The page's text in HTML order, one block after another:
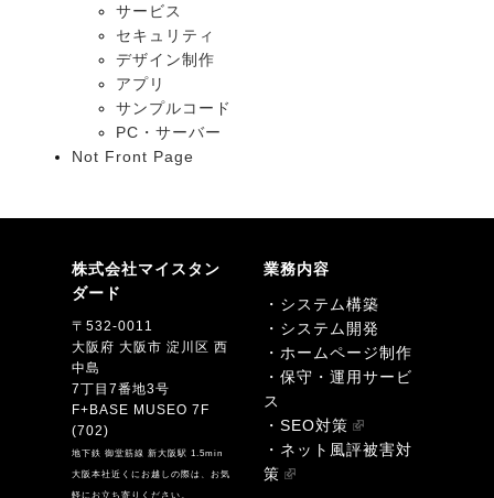
サービス
セキュリティ
デザイン制作
アプリ
サンプルコード
PC・サーバー
Not Front Page
株式会社マイスタン
ダード
〒532-0011
大阪府 大阪市 淀川区 西
中島
7丁目7番地3号
F+BASE MUSEO 7F
(702)
地下鉄 御堂筋線 新大阪駅 1.5min
大阪本社近くにお越しの際は、お気
軽にお立ち寄りください。
業務内容
・システム構築
・システム開発
・ホームページ制作
・保守・運用サービ
ス
・SEO対策
・ネット風評被害対
策